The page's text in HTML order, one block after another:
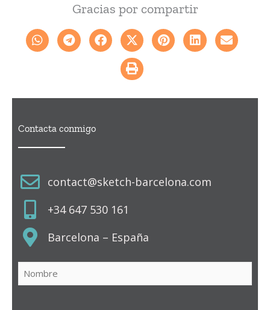
Gracias por compartir
Contacta conmigo
contact@sketch-barcelona.com
+34 647 530 161
Barcelona – España